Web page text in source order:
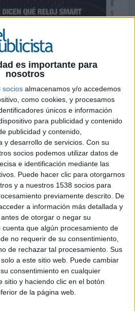
es importante para
nosotros
socios almacenamos y/o accedemos
como cookies, y procesamos
únicos e información
para publicidad y contenido
publicidad y contenido,
y desarrollo de servicios. Con su
socios podemos utilizar datos de
e identificación mediante las
Puede hacer clic para otorgarnos
y a nuestros 1538 socios para
previamente descrito. De
a información más detallada y
de otorgar o negar su
cuenta que algún procesamiento de
no requerir de su consentimiento,
de rechazar tal procesamiento. Sus
a este sitio web. Puede cambiar
consentimiento en cualquier
sitio y haciendo clic en el botón
de la página web.
de la campaña